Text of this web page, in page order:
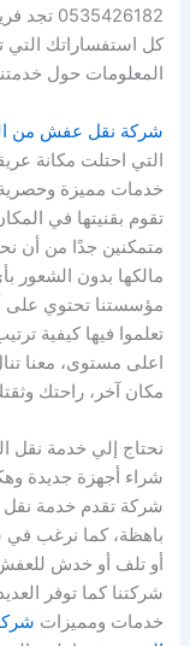
كل استفساراتك
المعلومات حول
شركة نقل عفش من
التي احتلت مكانة
خدمات مميزة
تقوم بقنيتها في
متمكنين جدًا من أن
مالكها بدون الشعور
مؤسستنا تحتوي على
تعلموا فيها كيفية
اعلى مستوى، معنا
مكان آخر، راحتك
نحتاج إلي خدمة نقل
شراء أجهزة جديدة
شركة تقدم خدمة نقل
باهظة، كما نرغب
أو تلف أو خدش للعفش
شركتنا كما توفر
خدمات ومميزات